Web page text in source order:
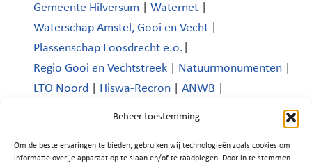
Beheer toestemming
Om de beste ervaringen te bieden, gebruiken wij technologieën zoals cookies om
informatie over je apparaat op te slaan en/of te raadplegen. Door in te stemmen
Gemeente Hilversum
Waternet
Waterschap Amstel, Gooi en Vecht
Plassenschap Loosdrecht e.o.
Regio Gooi en Vechtstreek
Natuurmonumenten
LTO Noord
Hiswa-Recron ANWB
Platform Recreatie en Toerisme Wijdemeren|